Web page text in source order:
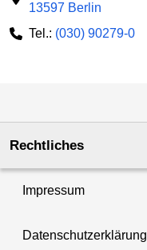
13597 Berlin
Tel.: (030) 90279-0
Rechtliches
Impressum
Datenschutzerklärung